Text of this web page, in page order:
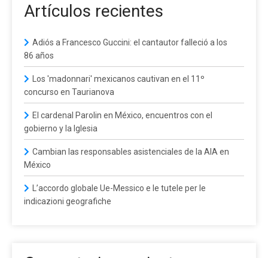
Artículos recientes
Adiós a Francesco Guccini: el cantautor falleció a los
86 años
Los 'madonnari' mexicanos cautivan en el 11º
concurso en Taurianova
El cardenal Parolin en México, encuentros con el
gobierno y la Iglesia
Cambian las responsables asistenciales de la AIA en
México
L’accordo globale Ue-Messico e le tutele per le
indicazioni geografiche